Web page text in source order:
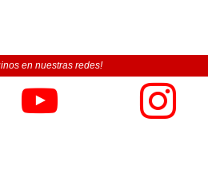
en nuestras redes!